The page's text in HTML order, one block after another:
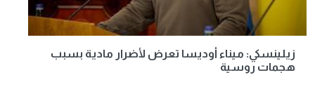
زيلينسكي: ميناء أوديسا تعرض لأضرار مادية بسبب
هجمات روسية